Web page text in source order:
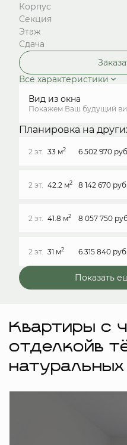
Корпус
Секция
Этаж
Сдача
Все характеристики
Вид из окна
Покажем Ваш будущий
Планировка на
2 эт. 33 м2 6 502 970 руб.
2 эт. 42.2 м2 8 142 670 руб.
2 эт. 41.8 м2 8 057 750
2 эт. 31 м2 6 315 840 руб.
Показать
Квартиры с
отделкойв